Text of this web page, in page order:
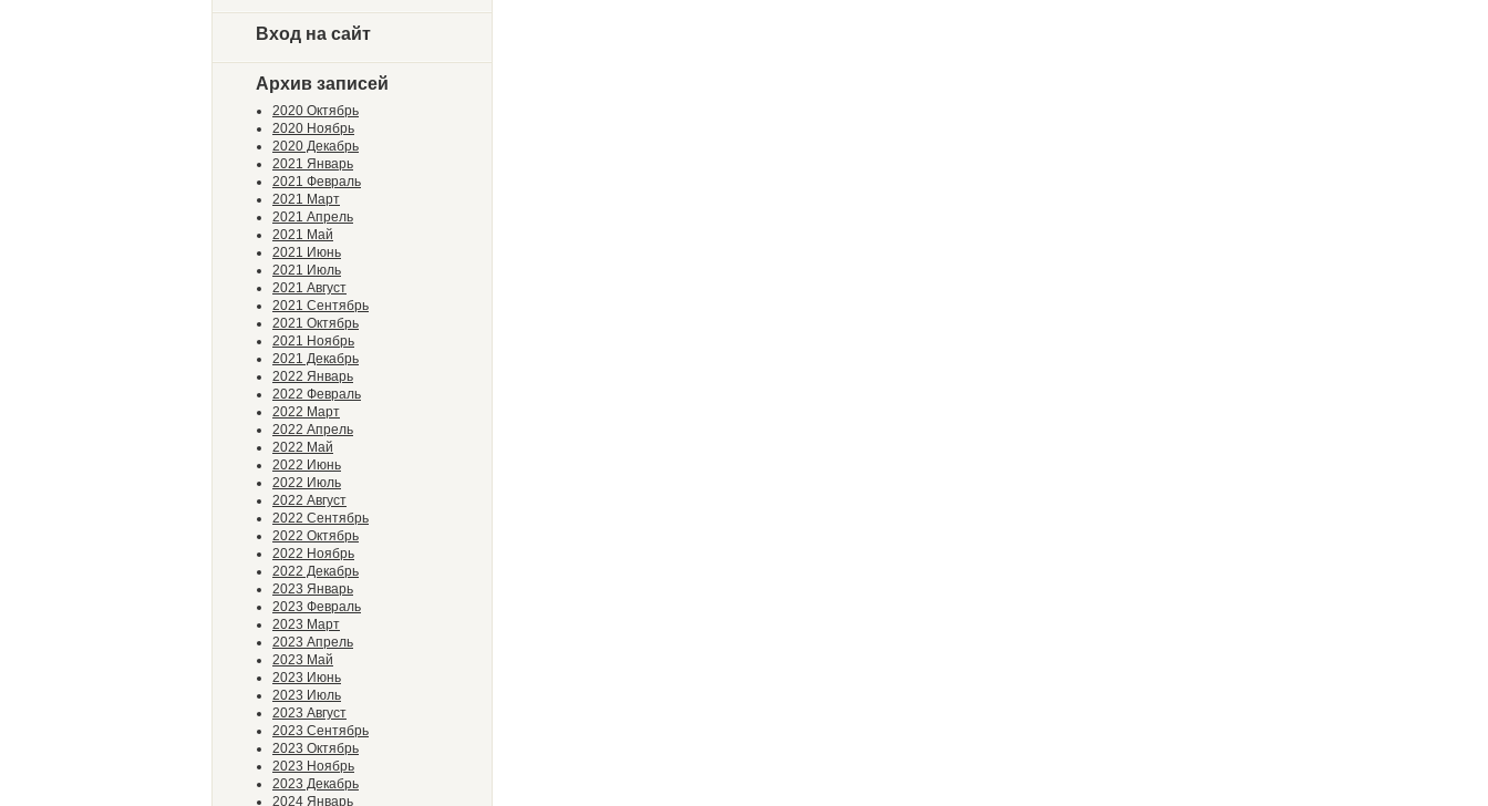
Вход на сайт
Архив записей
2020 Октябрь
2020 Ноябрь
2020 Декабрь
2021 Январь
2021 Февраль
2021 Март
2021 Апрель
2021 Май
2021 Июнь
2021 Июль
2021 Август
2021 Сентябрь
2021 Октябрь
2021 Ноябрь
2021 Декабрь
2022 Январь
2022 Февраль
2022 Март
2022 Апрель
2022 Май
2022 Июнь
2022 Июль
2022 Август
2022 Сентябрь
2022 Октябрь
2022 Ноябрь
2022 Декабрь
2023 Январь
2023 Февраль
2023 Март
2023 Апрель
2023 Май
2023 Июнь
2023 Июль
2023 Август
2023 Сентябрь
2023 Октябрь
2023 Ноябрь
2023 Декабрь
2024 Январь